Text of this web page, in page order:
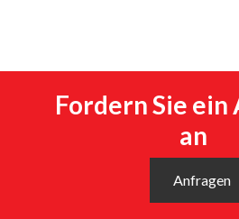
Fordern Sie ein
an
Anfragen